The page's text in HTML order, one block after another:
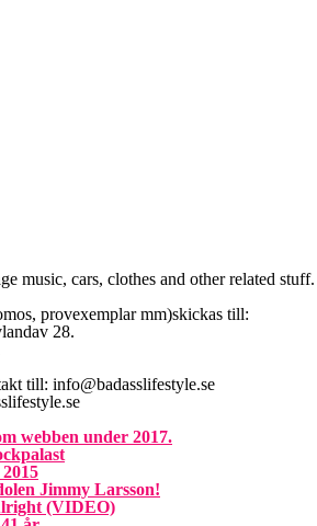
music, cars, clothes and other related stuff.
provexemplar mm)skickas till:
28.
till: info@badasslifestyle.se
webben under 2017.
Jimmy Larsson!
(VIDEO)